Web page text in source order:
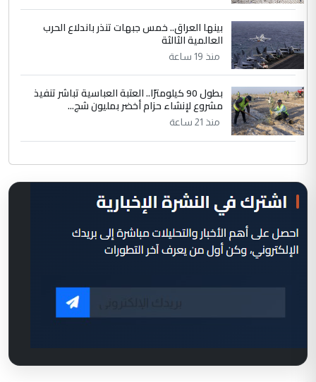
بينها العراق.. خمس جبهات تنذر باندلاع الحرب
العالمية الثالثة
منذ 19 ساعة
بطول 90 كيلومترًا.. العتبة العباسية تباشر تنفيذ
مشروع لإنشاء حزام أخضر بمليون شج...
منذ 21 ساعة